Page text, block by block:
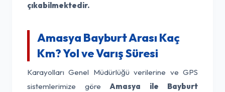
çıkabilmektedir.
Amasya Bayburt Arası Kaç
Km? Yol ve Varış Süresi
Karayolları Genel Müdürlüğü verilerine ve GPS
sistemlerimize göre Amasya ile Bayburt